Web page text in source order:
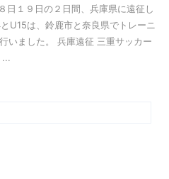
日１９日の２日間、兵庫県に遠征し
U15は、鈴鹿市と奈良県でトレーニ
いました。 兵庫遠征 三重サッカー